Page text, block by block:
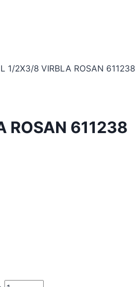
1/2X3/8 VIRBLA ROSAN 611238
ROSAN 611238